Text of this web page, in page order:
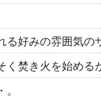
好みの雰囲気の
く焚き火を始め